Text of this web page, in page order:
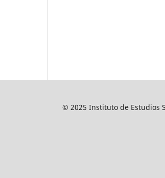
© 2025 Instituto de Estudios